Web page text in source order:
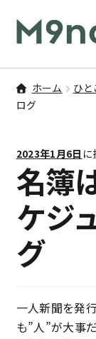
ナ
ビ
ゲ
ー
シ
へ
ス
キ
ッ
プ
コ
ン
テ
ン
ツ
キ
ッ
プ
9マスノート
書籍・文具・雑
研修
M9notesのこ
お問い合わせ
アカウント
ご利用案内
ホーム ひと
ログ
2023年1月6日 に
名簿
ケジ
グ
一人新聞を発
も”人”が大事